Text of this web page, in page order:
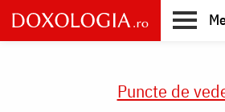
Skip
to
main
Puncte de